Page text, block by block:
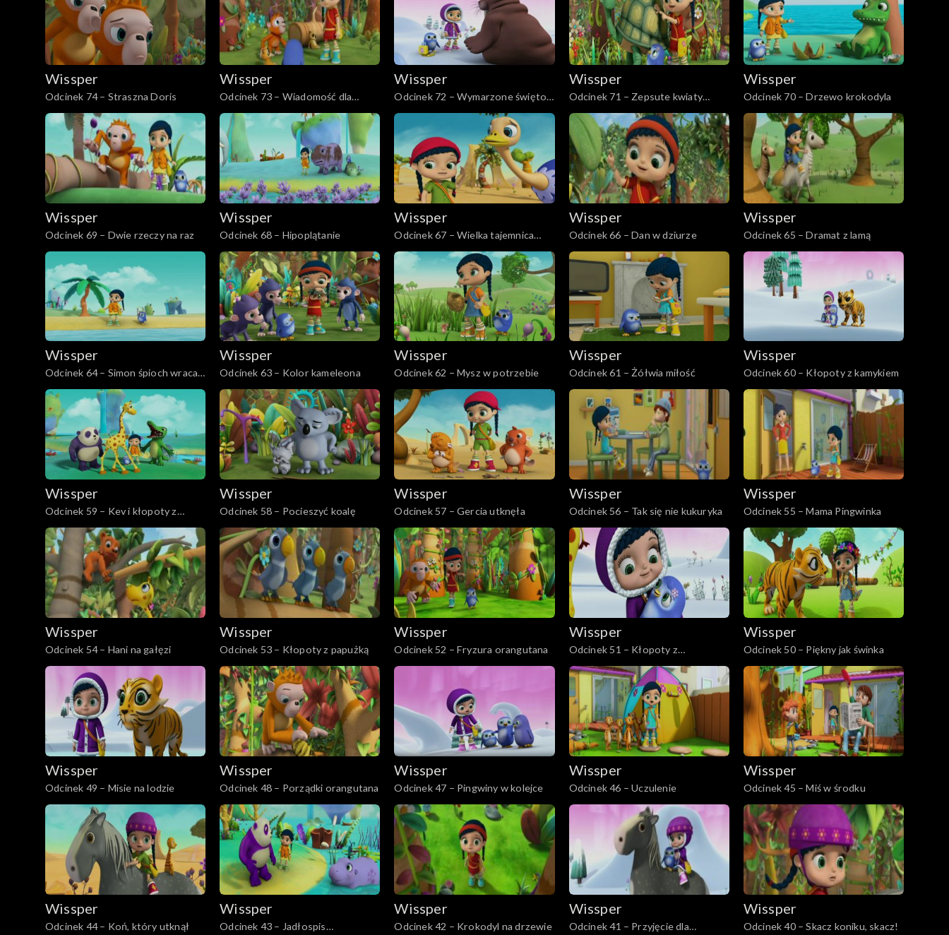
Wissper
Odcinek 74 – Straszna Doris
Wissper
Odcinek 73 – Wiadomość dla
Doris
Wissper
Odcinek 72 – Wymarzone święto
Wilmy
Wissper
Odcinek 71 – Zepsute kwiaty
Jambo
Wissper
Odcinek 70 – Drzewo krokodyla
Wissper
Odcinek 69 – Dwie rzeczy na raz
Wissper
Odcinek 68 – Hipoplątanie
Wissper
Odcinek 67 – Wielka tajemnica
strusia
Wissper
Odcinek 66 – Dan w dziurze
Wissper
Odcinek 65 – Dramat z lamą
Wissper
Odcinek 64 – Simon śpioch wraca
do domu
Wissper
Odcinek 63 – Kolor kameleona
Wissper
Odcinek 62 – Mysz w potrzebie
Wissper
Odcinek 61 – Żółwia miłość
Wissper
Odcinek 60 – Kłopoty z kamykiem
Wissper
Odcinek 59 – Kev i kłopoty z
zębem
Wissper
Odcinek 58 – Pocieszyć koalę
Wissper
Odcinek 57 – Gercia utknęła
Wissper
Odcinek 56 – Tak się nie kukuryka
Wissper
Odcinek 55 – Mama Pingwinka
Wissper
Odcinek 54 – Hani na gałęzi
Wissper
Odcinek 53 – Kłopoty z papużką
Wissper
Odcinek 52 – Fryzura orangutana
Wissper
Odcinek 51 – Kłopoty z
przyjacielem
Wissper
Odcinek 50 – Piękny jak świnka
Wissper
Odcinek 49 – Misie na lodzie
Wissper
Odcinek 48 – Porządki orangutana
Wissper
Odcinek 47 – Pingwiny w kolejce
Wissper
Odcinek 46 – Uczulenie
Wissper
Odcinek 45 – Miś w środku
Wissper
Odcinek 44 – Koń, który utknął
Wissper
Odcinek 43 – Jadłospis
Wissper
Odcinek 42 – Krokodyl na drzewie
Wissper
Odcinek 41 – Przyjęcie dla
Wissper
Odcinek 40 – Skacz koniku, skacz!